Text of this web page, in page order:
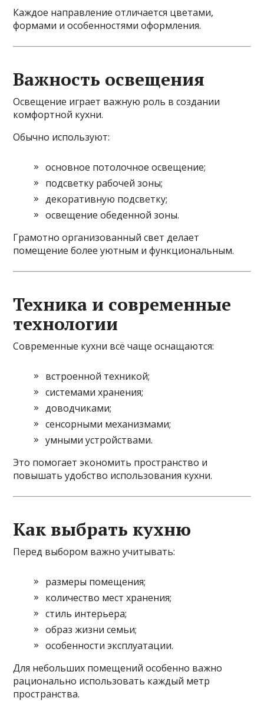
Каждое направление отличается цветами,
формами и особенностями оформления.
Важность освещения
Освещение играет важную роль в создании
комфортной кухни.
Обычно используют:
основное потолочное освещение;
подсветку рабочей зоны;
декоративную подсветку;
освещение обеденной зоны.
Грамотно организованный свет делает
помещение более уютным и функциональным.
Техника и современные
технологии
Современные кухни всё чаще оснащаются:
встроенной техникой;
системами хранения;
доводчиками;
сенсорными механизмами;
умными устройствами.
Это помогает экономить пространство и
повышать удобство использования кухни.
Как выбрать кухню
Перед выбором важно учитывать:
размеры помещения;
количество мест хранения;
стиль интерьера;
образ жизни семьи;
особенности эксплуатации.
Для небольших помещений особенно важно
рационально использовать каждый метр
пространства.